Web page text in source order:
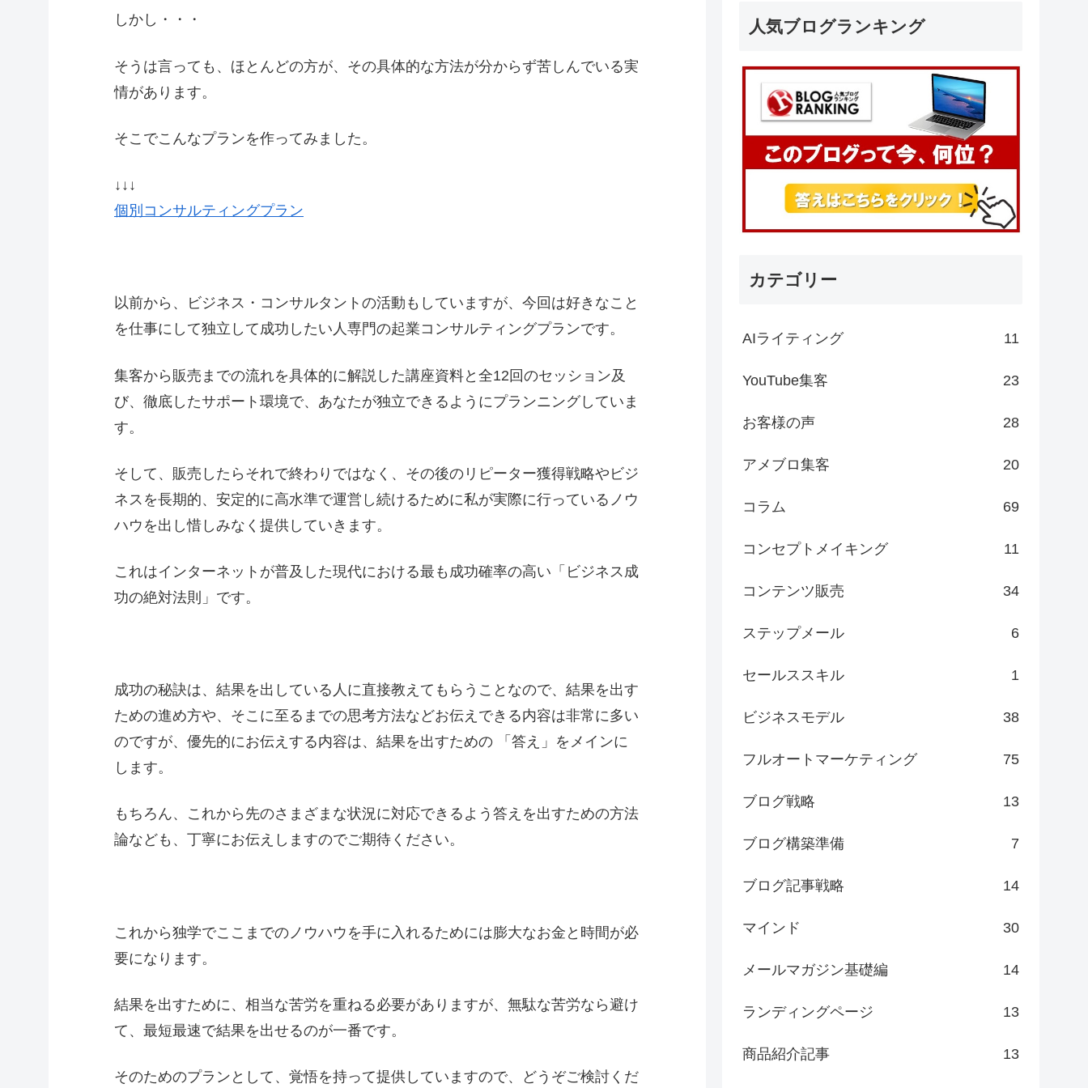
しかし・・・
そうは言っても、ほとんどの方が、その具体的な方法が分からず苦しんでいる実
情があります。
そこでこんなプランを作ってみました。
↓↓↓
個別コンサルティングプラン
以前から、ビジネス・コンサルタントの活動もしていますが、今回は好きなこと
を仕事にして独立して成功したい人専門の起業コンサルティングプランです。
集客から販売までの流れを具体的に解説した講座資料と全12回のセッション及
び、徹底したサポート環境で、あなたが独立できるようにプランニングしていま
す。
そして、販売したらそれで終わりではなく、その後のリピーター獲得戦略やビジ
ネスを長期的、安定的に高水準で運営し続けるために私が実際に行っているノウ
ハウを出し惜しみなく提供していきます。
これはインターネットが普及した現代における最も成功確率の高い「ビジネス成
功の絶対法則」です。
成功の秘訣は、結果を出している人に直接教えてもらうことなので、結果を出す
ための進め方や、そこに至るまでの思考方法などお伝えできる内容は非常に多い
のですが、優先的にお伝えする内容は、結果を出すための 「答え」をメインに
します。
もちろん、これから先のさまざまな状況に対応できるよう答えを出すための方法
論なども、丁寧にお伝えしますのでご期待ください。
これから独学でここまでのノウハウを手に入れるためには膨大なお金と時間が必
要になります。
結果を出すために、相当な苦労を重ねる必要がありますが、無駄な苦労なら避け
て、最短最速で結果を出せるのが一番です。
そのためのプランとして、覚悟を持って提供していますので、どうぞご検討くだ
人気ブログランキング
カテゴリー
AIライティング 11
YouTube集客 23
お客様の声 28
アメブロ集客 20
コラム 69
コンセプトメイキング 11
コンテンツ販売 34
ステップメール 6
セールススキル 1
ビジネスモデル 38
フルオートマーケティング 75
ブログ戦略 13
ブログ構築準備 7
ブログ記事戦略 14
マインド 30
メールマガジン基礎編 14
ランディングページ 13
商品紹介記事 13